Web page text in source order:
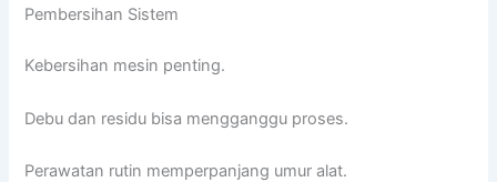
Pembersihan Sistem
Kebersihan mesin penting.
Debu dan residu bisa mengganggu proses.
Perawatan rutin memperpanjang umur alat.